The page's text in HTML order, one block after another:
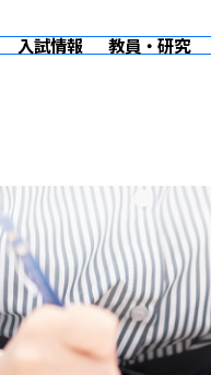
入試情報 教員・研究